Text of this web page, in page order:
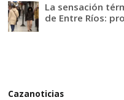
La sensación
de Entre Ríos:
Cazanoticias